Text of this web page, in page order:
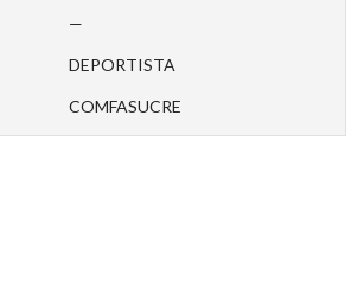
—
DEPORTISTA
COMFASUCRE